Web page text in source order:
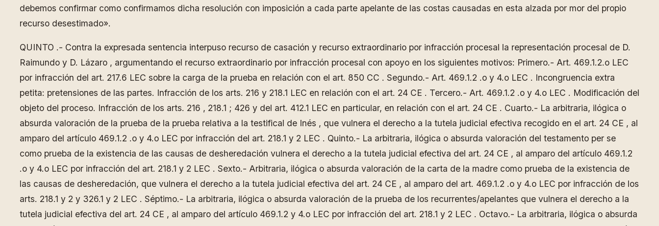
debemos confirmar como confirmamos dicha resolución con imposición a cada parte apelante de las costas causadas en esta alzada por mor del propio
recurso desestimado».
QUINTO .- Contra la expresada sentencia interpuso recurso de casación y recurso extraordinario por infracción procesal la representación procesal de D.
Raimundo y D. Lázaro , argumentando el recurso extraordinario por infracción procesal con apoyo en los siguientes motivos: Primero.- Art. 469.1.2.o LEC
por infracción del art. 217.6 LEC sobre la carga de la prueba en relación con el art. 850 CC . Segundo.- Art. 469.1.2 .o y 4.o LEC . Incongruencia extra
petita: pretensiones de las partes. Infracción de los arts. 216 y 218.1 LEC en relación con el art. 24 CE . Tercero.- Art. 469.1.2 .o y 4.o LEC . Modificación del
objeto del proceso. Infracción de los arts. 216 , 218.1 ; 426 y del art. 412.1 LEC en particular, en relación con el art. 24 CE . Cuarto.- La arbitraria, ilógica o
absurda valoración de la prueba de la prueba relativa a la testifical de Inés , que vulnera el derecho a la tutela judicial efectiva recogido en el art. 24 CE , al
amparo del artículo 469.1.2 .o y 4.o LEC por infracción del art. 218.1 y 2 LEC . Quinto.- La arbitraria, ilógica o absurda valoración del testamento per se
como prueba de la existencia de las causas de desheredación vulnera el derecho a la tutela judicial efectiva del art. 24 CE , al amparo del artículo 469.1.2
.o y 4.o LEC por infracción del art. 218.1 y 2 LEC . Sexto.- Arbitraria, ilógica o absurda valoración de la carta de la madre como prueba de la existencia de
las causas de desheredación, que vulnera el derecho a la tutela judicial efectiva del art. 24 CE , al amparo del art. 469.1.2 .o y 4.o LEC por infracción de los
arts. 218.1 y 2 y 326.1 y 2 LEC . Séptimo.- La arbitraria, ilógica o absurda valoración de la prueba de los recurrentes/apelantes que vulnera el derecho a la
tutela judicial efectiva del art. 24 CE , al amparo del artículo 469.1.2 y 4.o LEC por infracción del art. 218.1 y 2 LEC . Octavo.- La arbitraria, ilógica o absurda